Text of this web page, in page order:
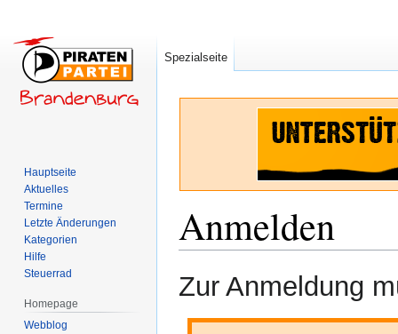
Anmelden
Navigation
Suche
Zur Anmeldung
Spezialseite
Hauptseite
Aktuelles
Termine
Letzte Änderungen
Kategorien
Hilfe
Steuerrad
Homepage
Webblog